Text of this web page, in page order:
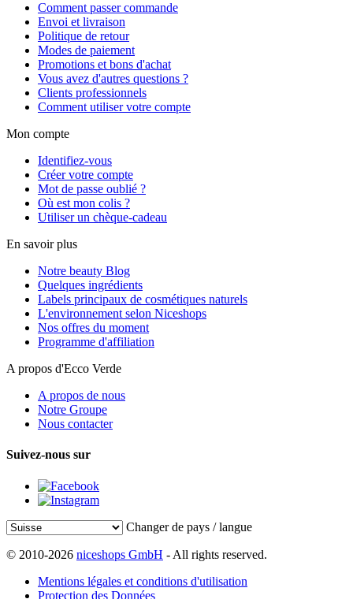
Comment passer commande
Envoi et livraison
Politique de retour
Modes de paiement
Promotions et bons d'achat
Vous avez d'autres questions ?
Clients professionnels
Comment utiliser votre compte
Mon compte
Identifiez-vous
Créer votre compte
Mot de passe oublié ?
Où est mon colis ?
Utiliser un chèque-cadeau
En savoir plus
Notre beauty Blog
Quelques ingrédients
Labels principaux de cosmétiques naturels
L'environnement selon Niceshops
Nos offres du moment
Programme d'affiliation
A propos d'Ecco Verde
A propos de nous
Notre Groupe
Nous contacter
Suivez-nous sur
Changer de pays / langue
© 2010-2026 niceshops GmbH - All rights reserved.
Mentions légales et conditions d'utilisation
Protection des Données